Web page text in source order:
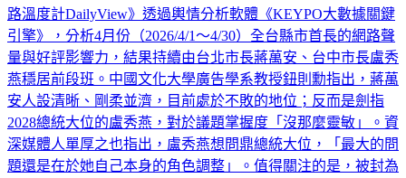
路溫度計DailyView》透過輿情分析軟體《KEYPO大數據關鍵
引擎》，分析4月份（2026/4/1～4/30）全台縣市首長的網路聲
量與好評影響力，結果持續由台北市長蔣萬安、台中市長盧秀
燕穩居前段班。中國文化大學廣告學系教授鈕則勳指出，蔣萬
安人設清晰、剛柔並濟，目前處於不敗的地位；反而是劍指
2028總統大位的盧秀燕，對於議題掌握度「沒那麼靈敏」。資
深媒體人單厚之也指出，盧秀燕想問鼎總統大位，「最大的問
題還是在於她自己本身的角色調整」。值得關注的是，被封為